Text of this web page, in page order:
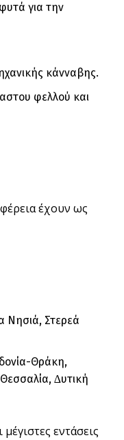
για την
κάνναβης.
φελλού και
έχουν ως
Νησιά, Στερεά
Θράκη,
∆υτική
εντάσεις